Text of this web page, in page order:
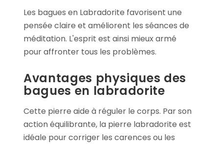
Les bagues en Labradorite favorisent une
pensée claire et améliorent les séances de
méditation. L'esprit est ainsi mieux armé
pour affronter tous les problèmes.
Avantages physiques des
bagues en labradorite
Cette pierre aide à réguler le corps. Par son
action équilibrante, la pierre labradorite est
idéale pour corriger les carences ou les